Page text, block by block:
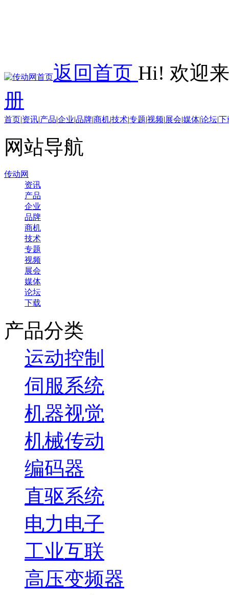
返回首页 Hi! 欢迎
册
首页|资讯|产品|企业|品牌|商机|技术|专题|视频|展会|媒体|论坛|下
网站导航
传动网
资讯
产品
企业
品牌
商机
技术
专题
视频
展会
媒体
论坛
下载
产品分类
运动控制
伺服系统
机器视觉
机械传动
编码器
直驱系统
电力电子
工业互联
高压变频器